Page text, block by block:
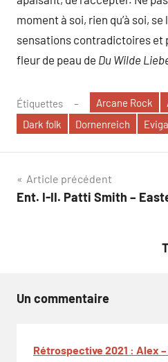
moment à soi, rien qu’à soi,
sensations contradictoires et
fleur de peau de Du Wilde
Étiquettes Arcane Rock
Dark folk
Dornenreich Eviga
Navigation
de
Article précédent
Ent. I-II. Patti Smith –
Un commentaire
Rétrospective 2021 : Alex –